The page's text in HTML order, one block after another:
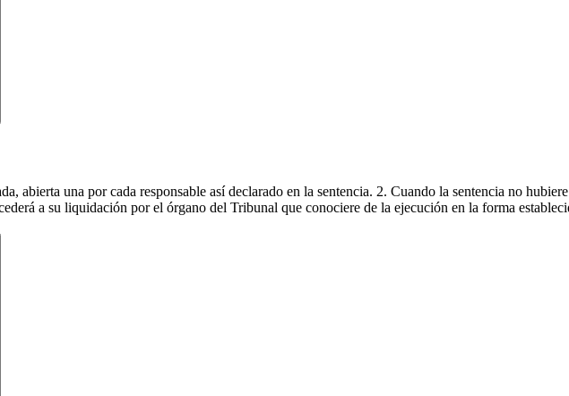
abierta una por cada responsable así declarado en la sentencia. 2. Cuando la sentencia no
a su liquidación por el órgano del Tribunal que conociere de la ejecución en la forma